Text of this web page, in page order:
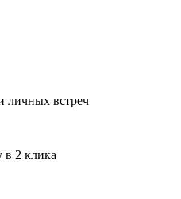
личных встреч
в 2 клика